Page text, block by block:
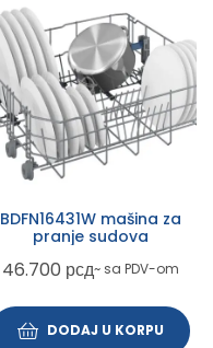
BDFN16431W mašina za
pranje sudova
46.700 рсд~ sa PDV-om
DODAJ U KORPU